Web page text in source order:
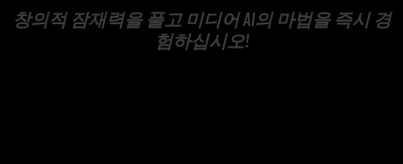
창의적 잠재력을 풀고 미디어 AI의 마법을 즉시 경
험하십시오!